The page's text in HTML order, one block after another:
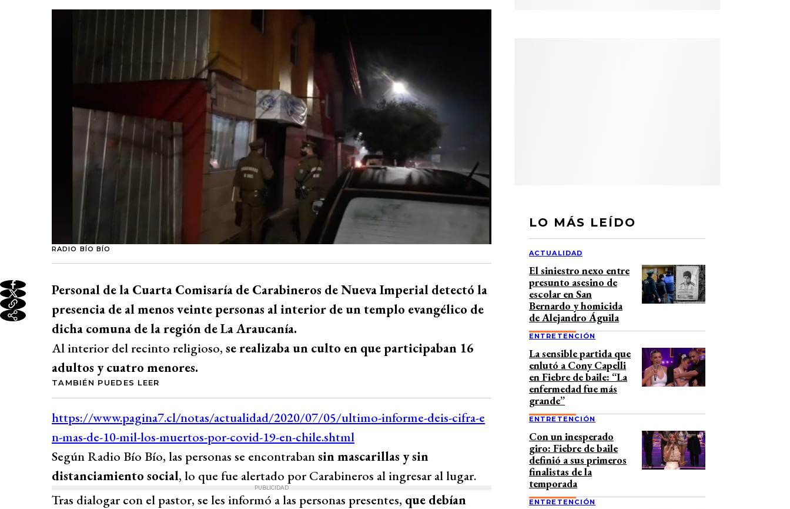
RADIO BÍO BÍO
Personal de la Cuarta Comisaría de Carabineros de Nueva Imperial detectó la
presencia de al menos veinte personas al interior de un templo evangélico de
dicha comuna de la región de La Araucanía.
Al interior del recinto religioso, se realizaba un culto en que participaban 16
adultos y cuatro menores.
TAMBIÉN PUEDES LEER
Según Radio Bío Bío, las personas se encontrabansin mascarillas y sin
distanciamiento social, lo que fue alertado por Carabineros al ingresar al lugar.
PUBLICIDAD
Tras dialogar con el pastor, se les informó a las personas presentes, que debían
LO MÁS LEÍDO
ACTUALIDAD
El siniestro nexo entre
presunto asesino de
escolar en San
Bernardo y homicida
de Alejandro Águila
ENTRETENCIÓN
La sensible partida que
enlutó a Cony Capelli
en Fiebre de baile: “La
enfermedad fue más
grande”
ENTRETENCIÓN
Con un inesperado
giro: Fiebre de baile
definió a sus primeros
finalistas de la
temporada
ENTRETENCIÓN